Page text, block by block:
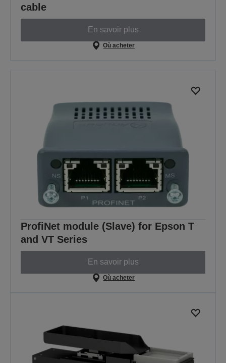
cable
En savoir plus
Où acheter
ProfiNet module (Slave) for Epson T
and VT Series
En savoir plus
Où acheter